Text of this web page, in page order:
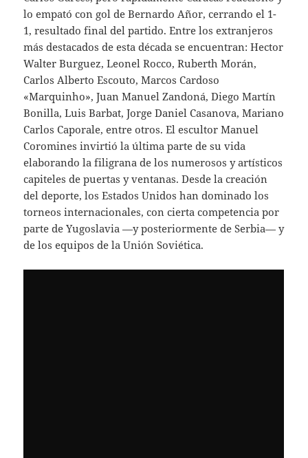
lo empató con gol de Bernardo Añor, cerrando el 1-
1, resultado final del partido. Entre los extranjeros
más destacados de esta década se encuentran: Hector
Walter Burguez, Leonel Rocco, Ruberth Morán,
Carlos Alberto Escouto, Marcos Cardoso
«Marquinho», Juan Manuel Zandoná, Diego Martín
Bonilla, Luis Barbat, Jorge Daniel Casanova, Mariano
Carlos Caporale, entre otros. El escultor Manuel
Coromines invirtió la última parte de su vida
elaborando la filigrana de los numerosos y artísticos
capiteles de puertas y ventanas. Desde la creación
del deporte, los Estados Unidos han dominado los
torneos internacionales, con cierta competencia por
parte de Yugoslavia —y posteriormente de Serbia— y
de los equipos de la Unión Soviética.